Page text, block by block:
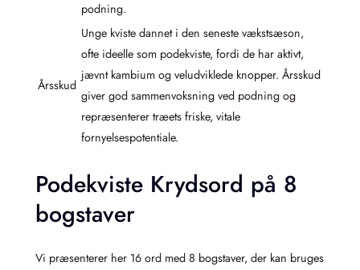
podning.
Årsskud
Unge kviste dannet i den seneste vækstsæson,
ofte ideelle som podekviste, fordi de har aktivt,
jævnt kambium og veludviklede knopper. Årsskud
giver god sammenvoksning ved podning og
repræsenterer træets friske, vitale
fornyelsespotentiale.
Podekviste Krydsord på 8
bogstaver
Vi præsenterer her 16 ord med 8 bogstaver, der kan bruges